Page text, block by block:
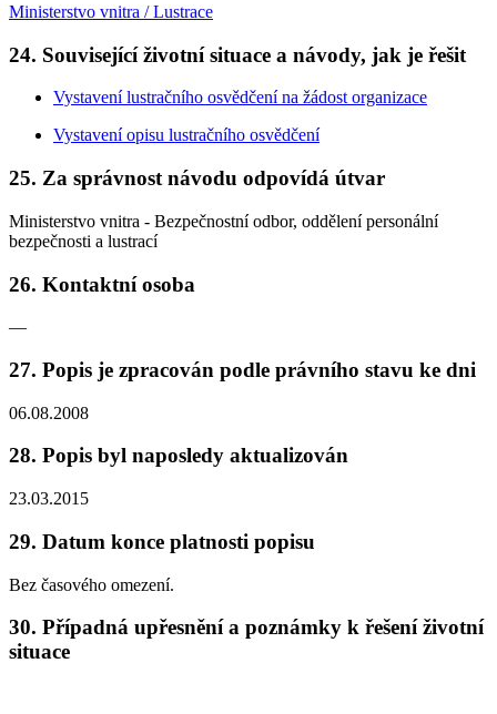
Ministerstvo vnitra / Lustrace
24. Související životní situace a návody, jak je řešit
Vystavení lustračního osvědčení na žádost organizace
Vystavení opisu lustračního osvědčení
25. Za správnost návodu odpovídá útvar
Ministerstvo vnitra - Bezpečnostní odbor, oddělení personální
bezpečnosti a lustrací
26. Kontaktní osoba
—
27. Popis je zpracován podle právního stavu ke dni
06.08.2008
28. Popis byl naposledy aktualizován
23.03.2015
29. Datum konce platnosti popisu
Bez časového omezení.
30. Případná upřesnění a poznámky k řešení životní
situace